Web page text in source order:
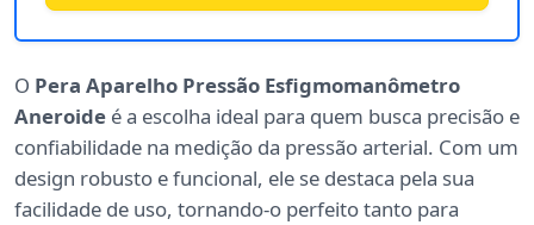
O Pera Aparelho Pressão Esfigmomanômetro
Aneroide é a escolha ideal para quem busca precisão e
confiabilidade na medição da pressão arterial. Com um
design robusto e funcional, ele se destaca pela sua
facilidade de uso, tornando-o perfeito tanto para